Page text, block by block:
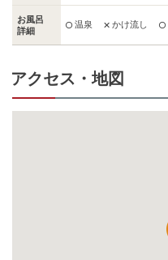
お風呂
詳細
○ 温泉 ✕ かけ流し ○
アクセス・地図